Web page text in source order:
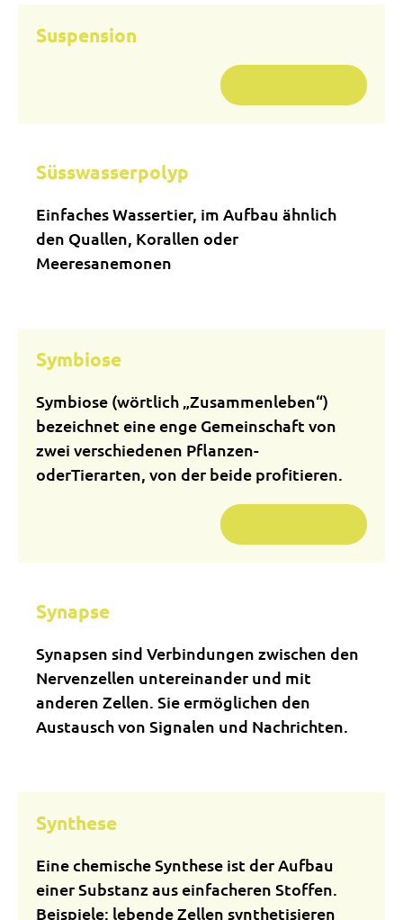
Suspension
Süsswasserpolyp
Einfaches Wassertier, im Aufbau ähnlich
den Quallen, Korallen oder
Meeresanemonen
Symbiose
Symbiose (wörtlich „Zusammenleben“)
bezeichnet eine enge Gemeinschaft von
zwei verschiedenen Pflanzen-
oderTierarten, von der beide profitieren.
Synapse
Synapsen sind Verbindungen zwischen den
Nervenzellen untereinander und mit
anderen Zellen. Sie ermöglichen den
Austausch von Signalen und Nachrichten.
Synthese
Eine chemische Synthese ist der Aufbau
einer Substanz aus einfacheren Stoffen.
Beispiele: lebende Zellen synthetisieren